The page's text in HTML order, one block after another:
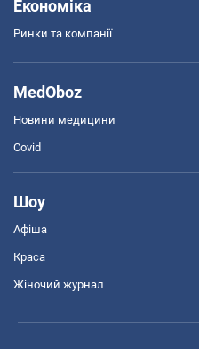
Економіка
Ринки та компанії
MedOboz
Новини медицини
Covid
Шоу
Афіша
Краса
Жіночий журнал